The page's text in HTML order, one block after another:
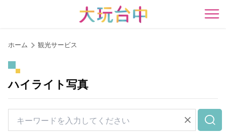
開
ホーム 観光サービス
ハイライト写真